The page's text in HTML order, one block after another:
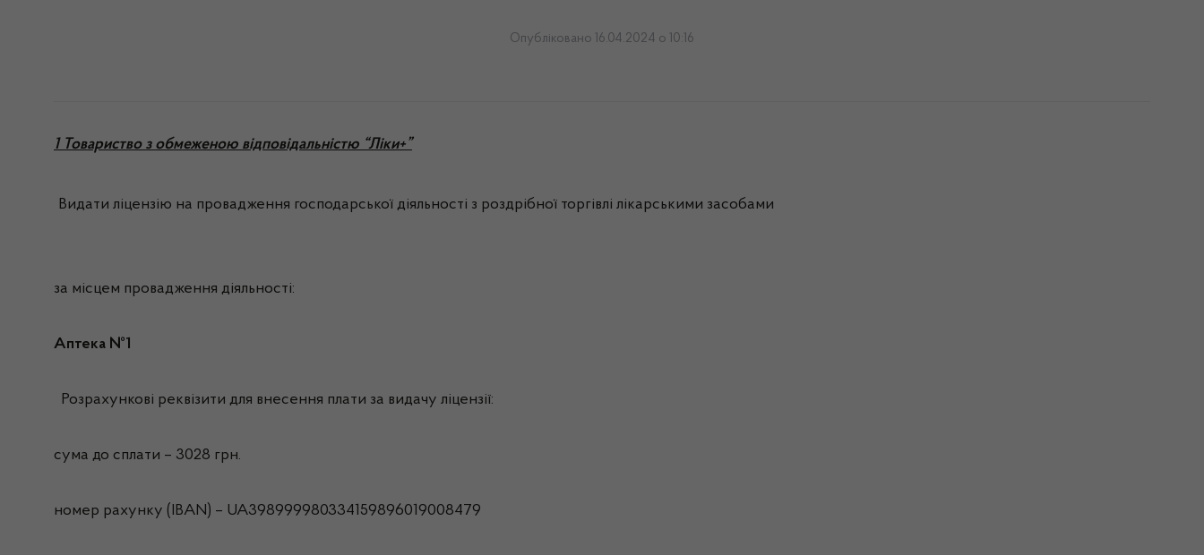
Опубліковано 16.04.2024 о 10:16
1 Товариство з обмеженою відповідальністю “Ліки+”
Видати ліцензію на провадження господарської діяльності з роздрібної торгівлі лікарськими засобами
за місцем провадження діяльності:
Аптека №1
Розрахункові реквізити для внесення плати за видачу ліцензії:
сума до сплати – 3028 грн.
номер рахунку (IBAN) – UA398999980334159896019008479